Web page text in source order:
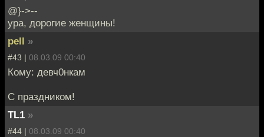
@}->--
ура, дорогие женщины!
pell »
#43 | 08.03.09 00:40
Кому: девч0нкам
С праздником!
TL1 »
#44 | 08.03.09 00:40